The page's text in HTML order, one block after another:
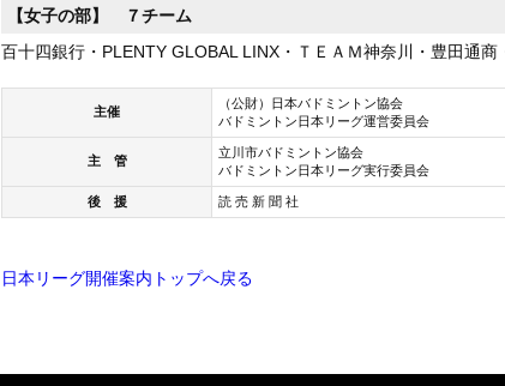
【女子の部】 ７チーム
百十四銀行・PLENTY GLOBAL LINX・ＴＥＡＭ神奈川・豊田通
主催
（公財）日本バドミントン協会
バドミントン日本リーグ運営委員会
主 管
立川市バドミントン協会
バドミントン日本リーグ実行委員会
後 援 読 売 新 聞 社
日本リーグ開催案内トップへ戻る